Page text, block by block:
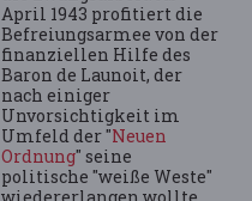
April 1943 profitiert die
Befreiungsarmee von der
finanziellen Hilfe des
Baron de Launoit, der
nach einiger
Unvorsichtigkeit im
Umfeld der "Neuen
Ordnung" seine
politische "weiße Weste"